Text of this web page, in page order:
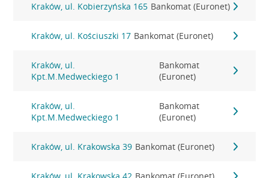
Kraków, ul. Kobierzyńska 165 Bankomat (Euronet)
Kraków, ul. Kościuszki 17 Bankomat (Euronet)
Kraków, ul.
Kpt.M.Medweckiego 1
Bankomat
(Euronet)
Kraków, ul.
Kpt.M.Medweckiego 1
Bankomat
(Euronet)
Kraków, ul. Krakowska 39 Bankomat (Euronet)